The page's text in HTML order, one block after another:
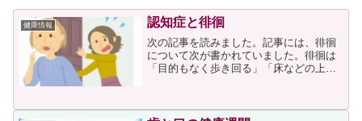
健康情報 認知症と徘徊
次の記事を読みました。記事には、徘徊
について次が書かれていました。徘徊は
「目的もなく歩き回る」「床などの上で
れ、転倒や脱水症状、低体温症など、